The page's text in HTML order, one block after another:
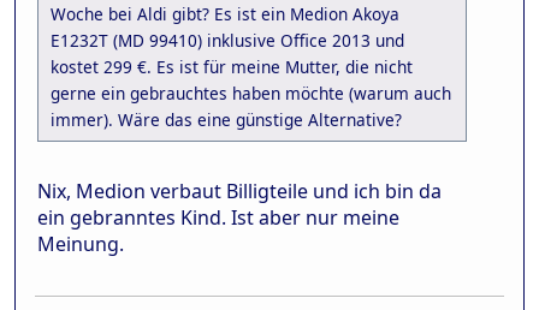
Woche bei Aldi gibt? Es ist ein Medion Akoya
E1232T (MD 99410) inklusive Office 2013 und
kostet 299 €. Es ist für meine Mutter, die nicht
gerne ein gebrauchtes haben möchte (warum auch
immer). Wäre das eine günstige Alternative?
Nix, Medion verbaut Billigteile und ich bin da
ein gebranntes Kind. Ist aber nur meine
Meinung.